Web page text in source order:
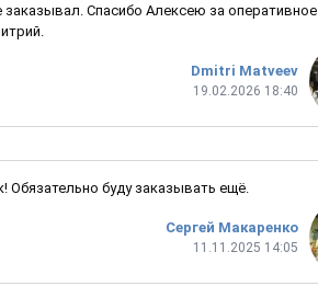
Dmitri Matveev
19.02.2026 18:40
заказывал. Спасибо Алексею за оперативное
Сергей Макаренко
11.11.2025 14:05
Обязательно буду заказывать ещё.